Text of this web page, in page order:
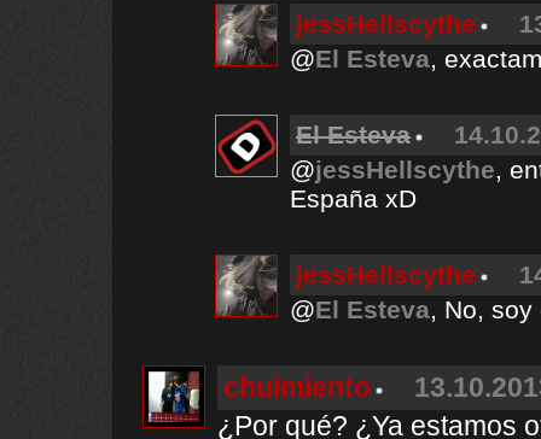
jessHellscythe
@El Esteva,
El Esteva
@jessHellscythe,
España xD
jessHellscythe
@El Esteva, No,
chuimiento
¿Por qué? ¿Ya estamos